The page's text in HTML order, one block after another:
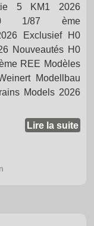
5 KM1 2026
1/87 ème
Exclusief H0
Nouveautés H0
REE Modèles
Modellbau
Models 2026
Lire la suite